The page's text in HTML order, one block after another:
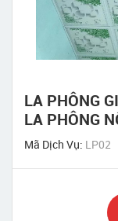
LA PHÔNG
LA PHÔNG
Mã Dịch Vụ: LP02